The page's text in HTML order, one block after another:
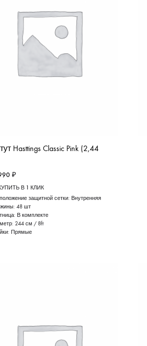
Hasttings Classic Pink (2,44
₽
В 1 КЛИК
защитной сетки: Внутренняя
48 шт
В комплекте
244 см / 8ft
Прямые